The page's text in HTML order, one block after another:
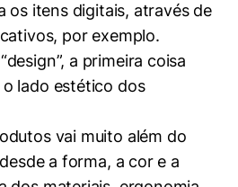
os itens digitais, através de
por exemplo.
a primeira coisa
lado estético dos
vai muito além do
a forma, a cor e a